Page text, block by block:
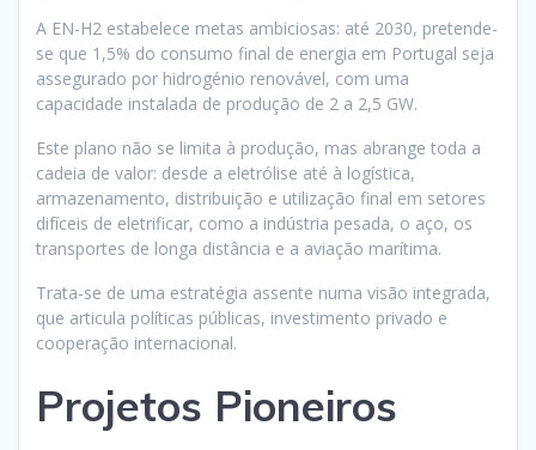
A EN-H2 estabelece metas ambiciosas: até 2030, pretende-
se que 1,5% do consumo final de energia em Portugal seja
assegurado por hidrogénio renovável, com uma
capacidade instalada de produção de 2 a 2,5 GW.
Este plano não se limita à produção, mas abrange toda a
cadeia de valor: desde a eletrólise até à logística,
armazenamento, distribuição e utilização final em setores
difíceis de eletrificar, como a indústria pesada, o aço, os
transportes de longa distância e a aviação marítima.
Trata-se de uma estratégia assente numa visão integrada,
que articula políticas públicas, investimento privado e
cooperação internacional.
Projetos Pioneiros